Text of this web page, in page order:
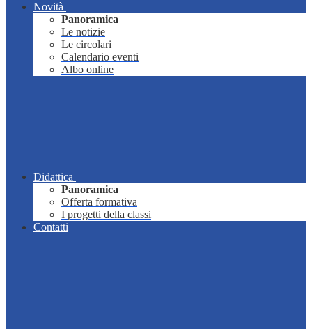
Novità
Panoramica
Le notizie
Le circolari
Calendario eventi
Albo online
Didattica
Panoramica
Offerta formativa
I progetti della classi
Contatti